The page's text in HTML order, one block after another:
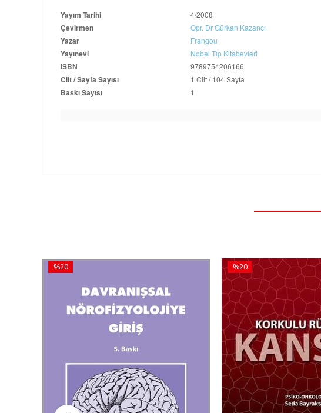
Yayım Tarihi 4/2008
Çevirmen Opr. Dr Gürkan Kazancı
Yazar Frangou
Yayınevi Nobel Tıp Kitabevleri
ISBN 9789754206166
Cilt / Sayfa Sayısı 1 Cilt / 104 Sayfa
Baskı Sayısı 1
%20
%20İndirim
%20
İndirim
%20İndirim